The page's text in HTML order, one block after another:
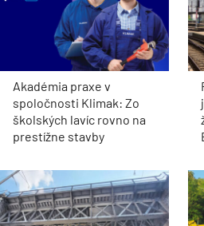
Akadémia praxe v
spoločnosti Klimak: Zo
školských lavíc rovno na
prestížne stavby